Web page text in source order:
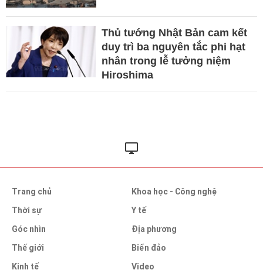
Thủ tướng Nhật Bản cam kết
duy trì ba nguyên tắc phi hạt
nhân trong lễ tưởng niệm
Hiroshima
Trang chủ
Thời sự
Góc nhìn
Thế giới
Kinh tế
Khoa học - Công nghệ
Y tế
Địa phương
Biển đảo
Video